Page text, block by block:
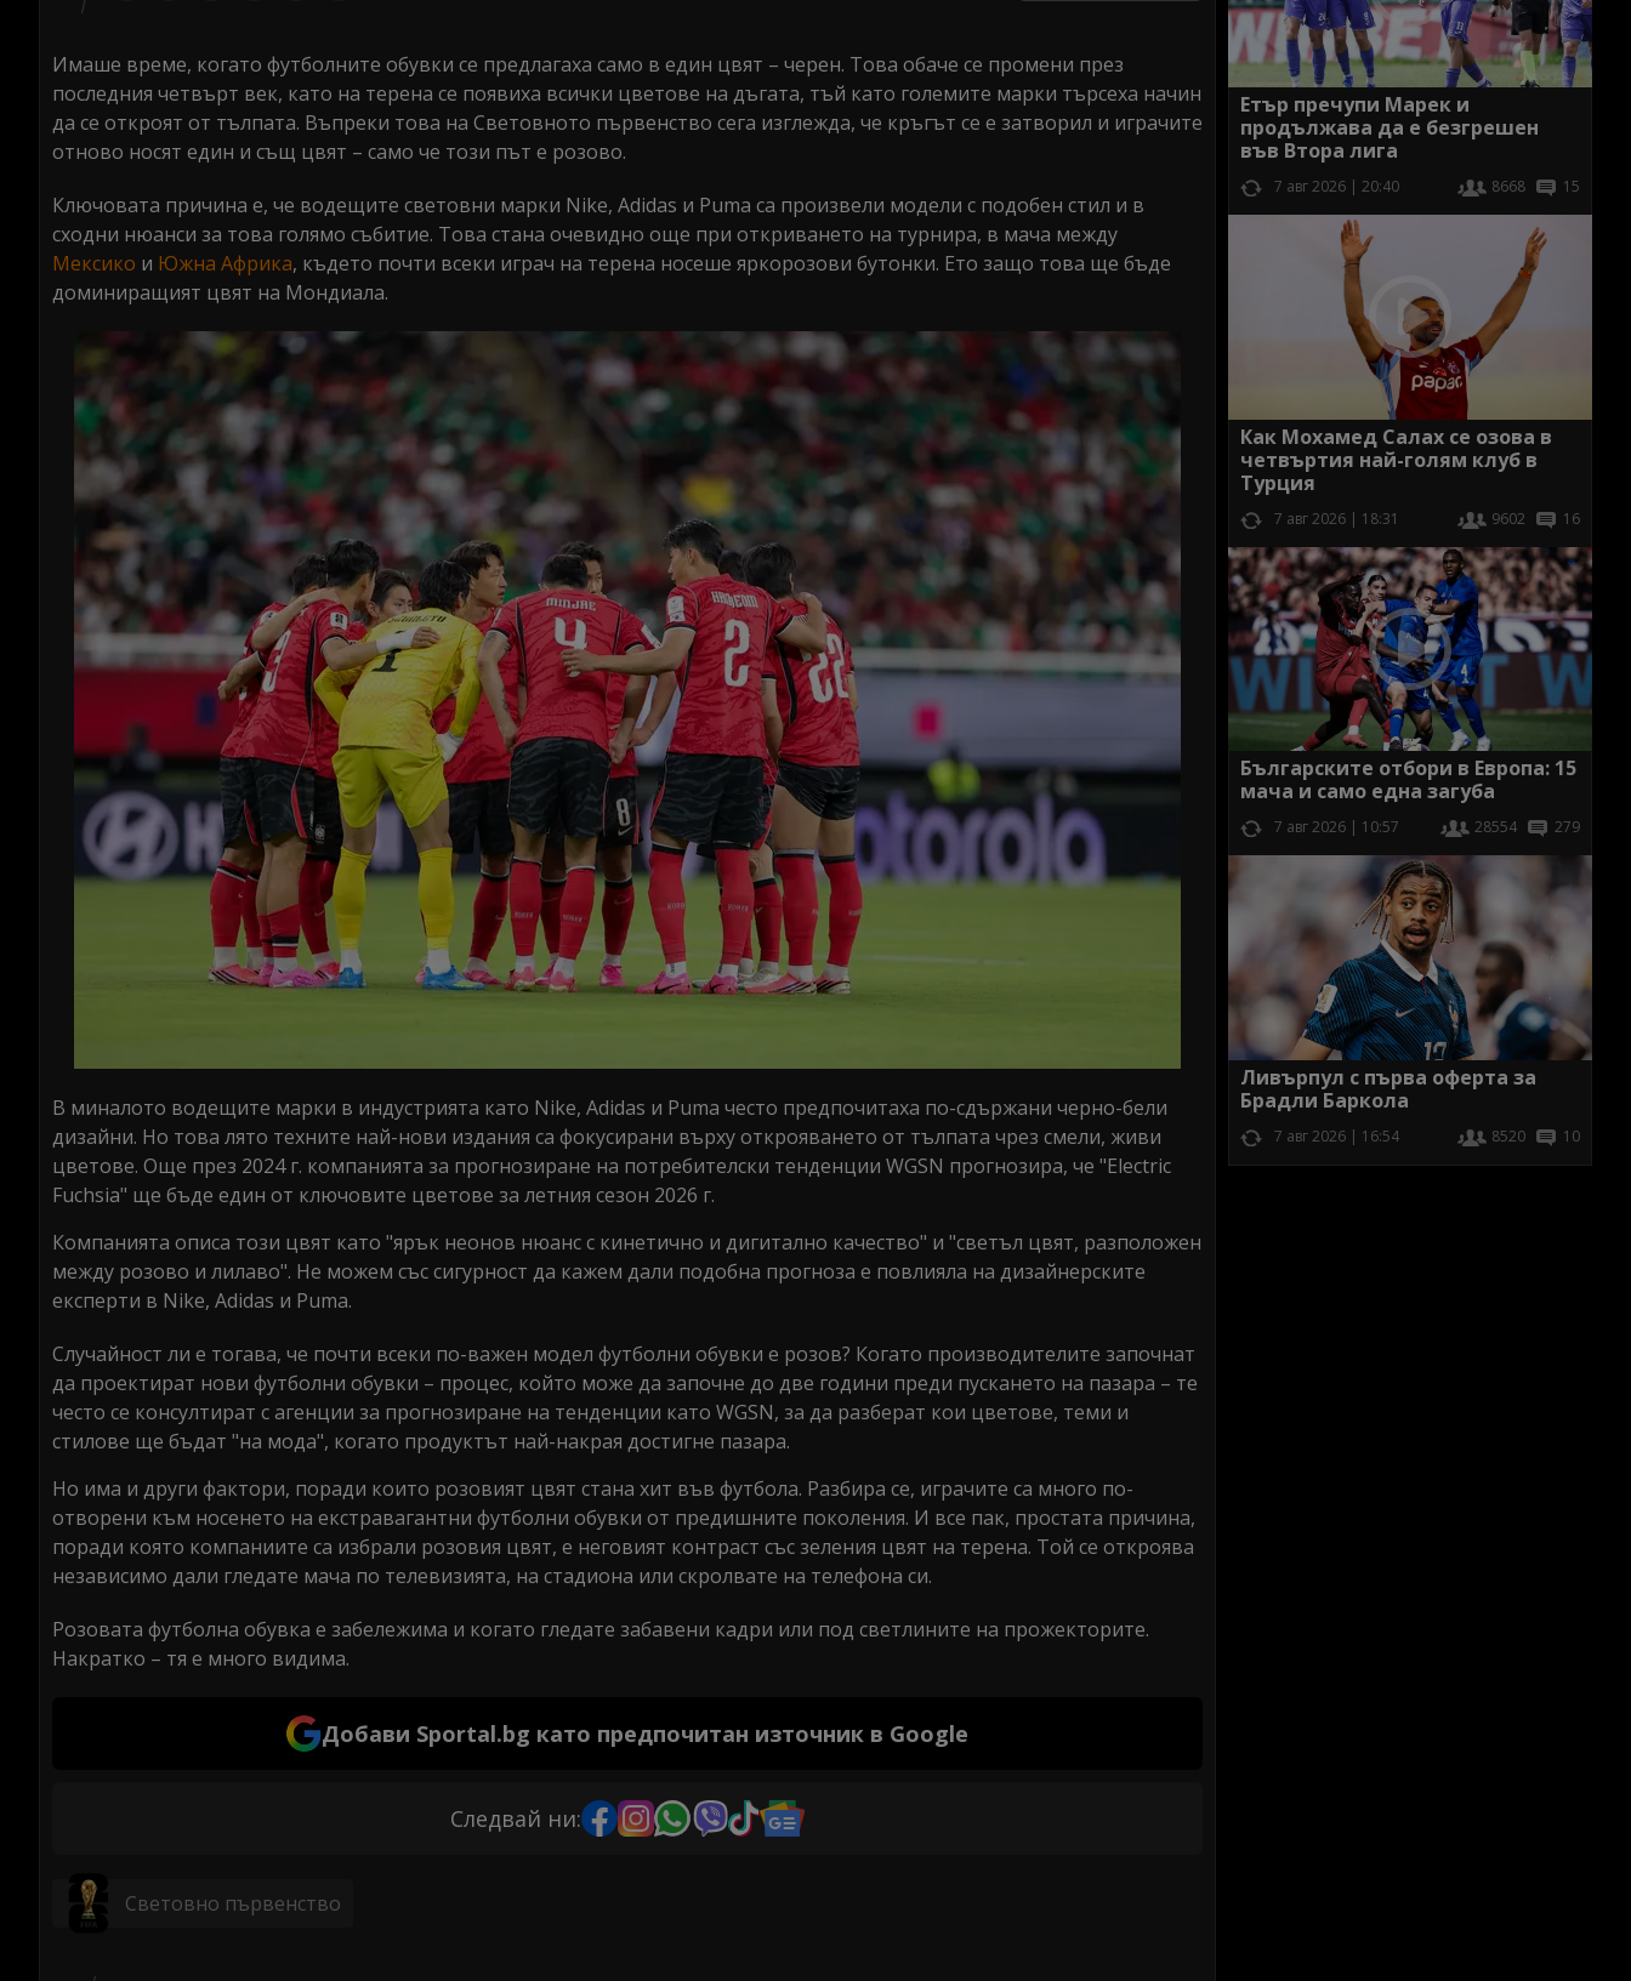
Имаше време, когато футболните обувки се предлагаха само в един цвят – черен. Това обаче се промени през
последния четвърт век, като на терена се появиха всички цветове на дъгата, тъй като големите марки търсеха начин
да се откроят от тълпата. Въпреки това на Световното първенство сега изглежда, че кръгът се е затворил и играчите
отново носят един и същ цвят – само че този път е розово.
Ключовата причина е, че водещите световни марки Nike, Adidas и Puma са произвели модели с подобен стил и в
сходни нюанси за това голямо събитие. Това стана очевидно още при откриването на турнира, в мача между
Мексико и Южна Африка, където почти всеки играч на терена носеше яркорозови бутонки. Ето защо това ще бъде
доминиращият цвят на Мондиала.
В миналото водещите марки в индустрията като Nike, Adidas и Puma често предпочитаха по-сдържани черно-бели
дизайни. Но това лято техните най-нови издания са фокусирани върху открояването от тълпата чрез смели, живи
цветове. Още през 2024 г. компанията за прогнозиране на потребителски тенденции WGSN прогнозира, че "Electric
Fuchsia" ще бъде един от ключовите цветове за летния сезон 2026 г.
Компанията описа този цвят като "ярък неонов нюанс с кинетично и дигитално качество" и "светъл цвят, разположен
между розово и лилаво". Не можем със сигурност да кажем дали подобна прогноза е повлияла на дизайнерските
експерти в Nike, Adidas и Puma.
Случайност ли е тогава, че почти всеки по-важен модел футболни обувки е розов? Когато производителите започнат
да проектират нови футболни обувки – процес, който може да започне до две години преди пускането на пазара – те
често се консултират с агенции за прогнозиране на тенденции като WGSN, за да разберат кои цветове, теми и
стилове ще бъдат "на мода", когато продуктът най-накрая достигне пазара.
Но има и други фактори, поради които розовият цвят стана хит във футбола. Разбира се, играчите са много по-
отворени към носенето на екстравагантни футболни обувки от предишните поколения. И все пак, простата причина,
поради която компаниите са избрали розовия цвят, е неговият контраст със зеления цвят на терена. Той се откроява
независимо дали гледате мача по телевизията, на стадиона или скролвате на телефона си.
Розовата футболна обувка е забележима и когато гледате забавени кадри или под светлините на прожекторите.
Накратко – тя е много видима.
Добави Sportal.bg като предпочитан източник в Google
Следвай ни:
Световно първенство
Етър пречупи Марек и
продължава да е безгрешен
във Втора лига
7 авг 2026 | 20:40 8668 15
Как Мохамед Салах се озова в
четвъртия най-голям клуб в
Турция
7 авг 2026 | 18:31 9602 16
Българските отбори в Европа: 15
мача и само една загуба
7 авг 2026 | 10:57 28554 279
Ливърпул с първа оферта за
Брадли Баркола
7 авг 2026 | 16:54 8520 10